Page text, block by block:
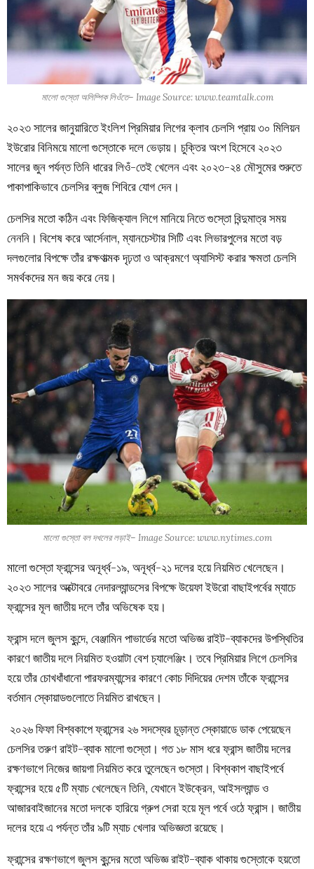
মালো গুস্তো অলিম্পিক লিওঁতে– Image Source: www.teamtalk.com
২০২৩ সালের জানুয়ারিতে ইংলিশ প্রিমিয়ার লিগের ক্লাব চেলসি প্রায় ৩০ মিলিয়ন
ইউরোর বিনিময়ে মালো গুস্তোকে দলে ভেড়ায়। চুক্তির অংশ হিসেবে ২০২৩
সালের জুন পর্যন্ত তিনি ধারের লিওঁ-তেই খেলেন এবং ২০২৩-২৪ মৌসুমের শুরুতে
পাকাপাকিভাবে চেলসির ব্লুজ শিবিরে যোগ দেন।
চেলসির মতো কঠিন এবং ফিজিক্যাল লিগে মানিয়ে নিতে গুস্তো বিন্দুমাত্র সময়
নেননি। বিশেষ করে আর্সেনাল, ম্যানচেস্টার সিটি এবং লিভারপুলের মতো বড়
দলগুলোর বিপক্ষে তাঁর রক্ষণাত্মক দৃঢ়তা ও আক্রমণে অ্যাসিস্ট করার ক্ষমতা চেলসি
সমর্থকদের মন জয় করে নেয়।
মালো গুস্তো বল দখলের লড়াই– Image Source: www.nytimes.com
মালো গুস্তো ফ্রান্সের অনূর্ধ্ব-১৯, অনূর্ধ্ব-২১ দলের হয়ে নিয়মিত খেলেছেন।
২০২৩ সালের অক্টোবরে নেদারল্যান্ডসের বিপক্ষে উয়েফা ইউরো বাছাইপর্বের ম্যাচে
ফ্রান্সের মূল জাতীয় দলে তাঁর অভিষেক হয়।
ফ্রান্স দলে জুলস কুন্দে, বেঞ্জামিন পাভার্ডের মতো অভিজ্ঞ রাইট-ব্যাকদের উপস্থিতির
কারণে জাতীয় দলে নিয়মিত হওয়াটা বেশ চ্যালেঞ্জিং। তবে প্রিমিয়ার লিগে চেলসির
হয়ে তাঁর চোখধাঁধানো পারফরম্যান্সের কারণে কোচ দিদিয়ের দেশম তাঁকে ফ্রান্সের
বর্তমান স্কোয়াডগুলোতে নিয়মিত রাখছেন।
২০২৬ ফিফা বিশ্বকাপে ফ্রান্সের ২৬ সদস্যের চূড়ান্ত স্কোয়াডে ডাক পেয়েছেন
চেলসির তরুণ রাইট-ব্যাক মালো গুস্তো। গত ১৮ মাস ধরে ফ্রান্স জাতীয় দলের
রক্ষণভাগে নিজের জায়গা নিয়মিত করে তুলেছেন গুস্তো। বিশ্বকাপ বাছাইপর্বে
ফ্রান্সের হয়ে ৫টি ম্যাচ খেলেছেন তিনি, যেখানে ইউক্রেন, আইসল্যান্ড ও
আজারবাইজানের মতো দলকে হারিয়ে গ্রুপ সেরা হয়ে মূল পর্বে ওঠে ফ্রান্স। জাতীয়
দলের হয়ে এ পর্যন্ত তাঁর ৯টি ম্যাচ খেলার অভিজ্ঞতা রয়েছে।
ফ্রান্সের রক্ষণভাগে জুলস কুন্দের মতো অভিজ্ঞ রাইট-ব্যাক থাকায় গুস্তোকে হয়তো